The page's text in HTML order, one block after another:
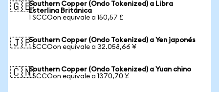
🇬🇧Southern Copper (Ondo Tokenized) a Libra
Esterlina Británica
1 SCCOon equivale a 150,57 £
🇯🇵Southern Copper (Ondo Tokenized) a Yen japonés
1 SCCOon equivale a 32.058,66 ¥
🇨🇳Southern Copper (Ondo Tokenized) a Yuan chino
1 SCCOon equivale a 1370,70 ¥